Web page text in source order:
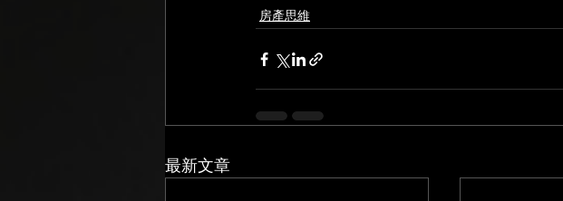
房產思維
最新文章